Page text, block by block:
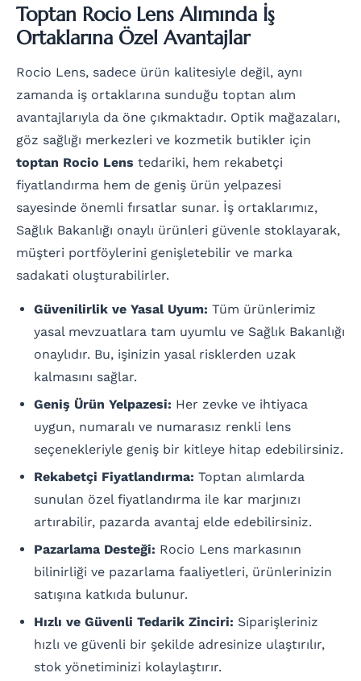
Toptan Rocio Lens Alımında İş
Ortaklarına Özel Avantajlar
Rocio Lens, sadece ürün kalitesiyle değil, aynı
zamanda iş ortaklarına sunduğu toptan alım
avantajlarıyla da öne çıkmaktadır. Optik mağazaları,
göz sağlığı merkezleri ve kozmetik butikler için
toptan Rocio Lens tedariki, hem rekabetçi
fiyatlandırma hem de geniş ürün yelpazesi
sayesinde önemli fırsatlar sunar. İş ortaklarımız,
Sağlık Bakanlığı onaylı ürünleri güvenle stoklayarak,
müşteri portföylerini genişletebilir ve marka
sadakati oluşturabilirler.
Güvenilirlik ve Yasal Uyum: Tüm ürünlerimiz
yasal mevzuatlara tam uyumlu ve Sağlık Bakanlığı
onaylıdır. Bu, işinizin yasal risklerden uzak
kalmasını sağlar.
Geniş Ürün Yelpazesi: Her zevke ve ihtiyaca
uygun, numaralı ve numarasız renkli lens
seçenekleriyle geniş bir kitleye hitap edebilirsiniz.
Rekabetçi Fiyatlandırma: Toptan alımlarda
sunulan özel fiyatlandırma ile kar marjınızı
artırabilir, pazarda avantaj elde edebilirsiniz.
Pazarlama Desteği: Rocio Lens markasının
bilinirliği ve pazarlama faaliyetleri, ürünlerinizin
satışına katkıda bulunur.
Hızlı ve Güvenli Tedarik Zinciri: Siparişleriniz
hızlı ve güvenli bir şekilde adresinize ulaştırılır,
stok yönetiminizi kolaylaştırır.